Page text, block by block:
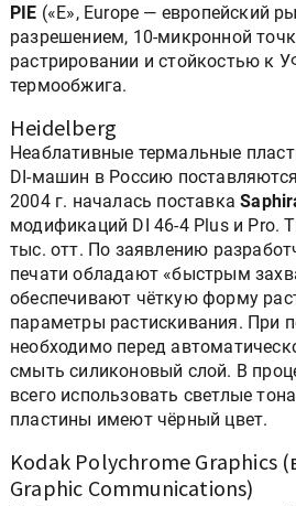
PIE («E», Europe — европейский
разрешением, 10-микронной
растрировании и стойкостью к
термообжига.
Heidelberg
Неаблативные термальные
DI-машин в Россию
2004 г. началась поставка
модификаций DI 46-4 Plus и Pro.
тыс. отт. По заявлению
печати обладают «быстрым
обеспечивают чёткую форму
параметры растискивания. При
необходимо перед
смыть силиконовый слой. В
всего использовать светлые
пластины имеют чёрный цвет.
Kodak Polychrome Graphics
Graphic Communications)